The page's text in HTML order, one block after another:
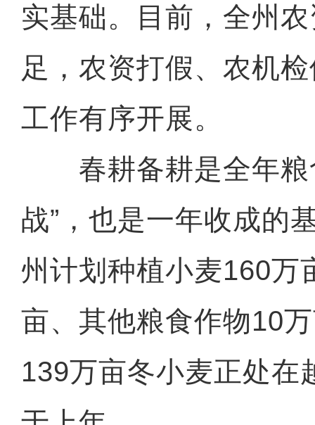
实基础。目前，全州
足，农资打假、农机
工作有序开展。
春耕备耕是全年粮
战”，也是一年收成的
州计划种植小麦160万
亩、其他粮食作物10
139万亩冬小麦正处在